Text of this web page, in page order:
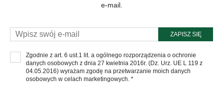
e-mail.
ZAPISZ SIĘ
Zgodnie z art. 6 ust.1 lit. a ogólnego rozporządzenia o ochronie
danych osobowych z dnia 27 kwietnia 2016r. (Dz. Urz. UE L 119 z
04.05.2016) wyrażam zgodę na przetwarzanie moich danych
osobowych w celach marketingowych. *